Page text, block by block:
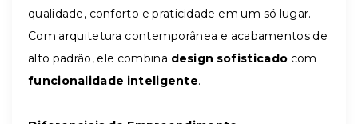
qualidade, conforto e praticidade em um só lugar.
Com arquitetura contemporânea e acabamentos de
alto padrão, ele combina design sofisticado com
funcionalidade inteligente.